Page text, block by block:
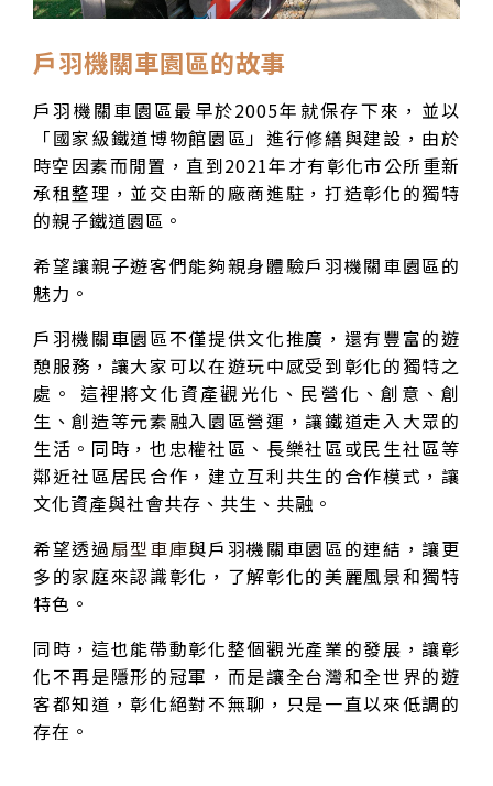
戶羽機關車園區的故事
戶羽機關車園區最早於2005年就保存下來，並以
「國家級鐵道博物館園區」進行修繕與建設，由於
時空因素而閒置，直到2021年才有彰化市公所重新
承租整理，並交由新的廠商進駐，打造彰化的獨特
的親子鐵道園區。
希望讓親子遊客們能夠親身體驗戶羽機關車園區的
魅力。
戶羽機關車園區不僅提供文化推廣，還有豐富的遊
憩服務，讓大家可以在遊玩中感受到彰化的獨特之
處。 這裡將文化資產觀光化、民營化、創意、創
生、創造等元素融入園區營運，讓鐵道走入大眾的
生活。同時，也忠權社區、長樂社區或民生社區等
鄰近社區居民合作，建立互利共生的合作模式，讓
文化資產與社會共存、共生、共融。
希望透過扇型車庫與戶羽機關車園區的連結，讓更
多的家庭來認識彰化，了解彰化的美麗風景和獨特
特色。
同時，這也能帶動彰化整個觀光產業的發展，讓彰
化不再是隱形的冠軍，而是讓全台灣和全世界的遊
客都知道，彰化絕對不無聊，只是一直以來低調的
存在。